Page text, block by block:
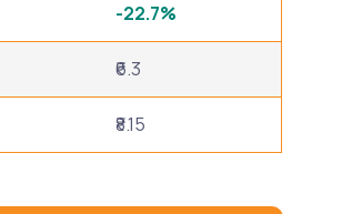
-22.7%
₹6.3
₹8.15